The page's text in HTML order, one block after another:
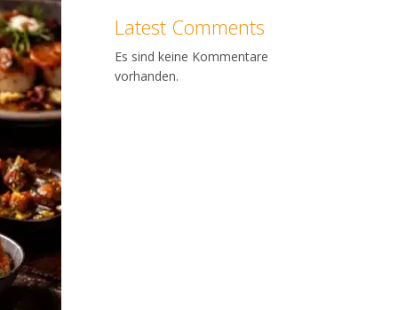
Latest Comments
Es sind keine Kommentare
vorhanden.